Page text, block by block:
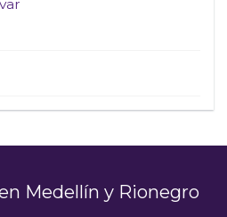
Medellín y Rionegro